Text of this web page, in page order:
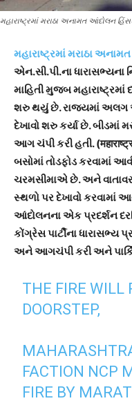
મહારાષ્ટ્રમાં મરાઠા અનામત આંદોલન
મહારાષ્ટ્રમાં મરાઠા
એન.સી.પી.ના ધારાસભ્યના
માહિતી મુજબ
શરુ થયું છે. રાજ્યમાં
દેખાવો શરુ કર્યા છે.
આગ ચંપી કરી હતી.
બસોમાં તોડફોડ કરવામાં
ચરમસીમાએ છે. અને
સ્થળો પર દેખાવો કરવામાં
આંદોલનના એક પ્રદર્શન
કોંગ્રેસ પાર્ટીના ધારાસભ્ય
અને આગચંપી કરી અને
THE FIRE WILL
DOORSTEP,
FACTION NCP
FIRE BY